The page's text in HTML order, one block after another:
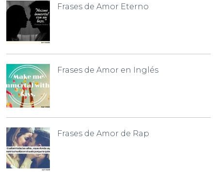
Frases de Amor Eterno
Frases de Amor en Inglés
Frases de Amor de Rap